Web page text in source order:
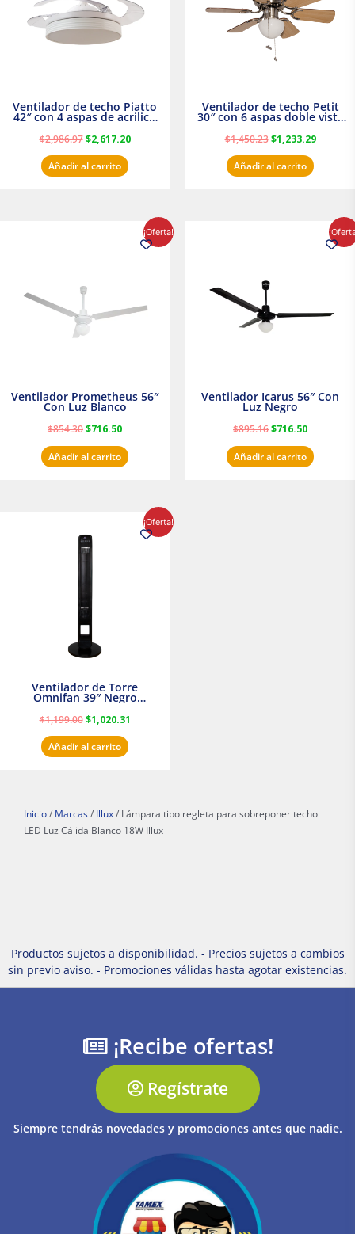
Ventilador de techo Piatto
42″ con 4 aspas de acrilico
transparente
$2,986.97 $2,617.20
Añadir al carrito
Ventilador de techo Petit
30″ con 6 aspas doble vista
Satinado Masterfan
$1,450.23 $1,233.29
Añadir al carrito
¡Oferta!
Ventilador Prometheus 56″
Con Luz Blanco
$854.30$716.50
precio
actual
Añadir al carrito
Ventilador Icarus 56″ Con
Luz Negro
$895.16$716.50
precio
actual
Añadir al carrito
¡Oferta!
Ventilador de Torre
Omnifan 39″ Negro
$1,199.00
original
era:
$1,020.31
precio
actual
Añadir al carrito
Inicio / Marcas / Illux / Lámpara tipo regleta para sobreponer techo
LED Luz Cálida Blanco 18W Illux
Productos sujetos a disponibilidad. - Precios sujetos a cambios
sin previo aviso. - Promociones válidas hasta agotar existencias.
¡Recibe ofertas!
Regístrate
Siempre tendrás novedades y promociones antes que nadie.